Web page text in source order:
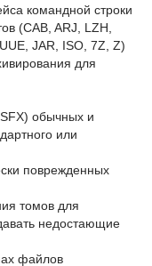
командной строки
(CAB, ARJ, LZH,
JAR, ISO, 7Z, Z)
для
обычных и
или
поврежденных
томов для
недостающие
файлов